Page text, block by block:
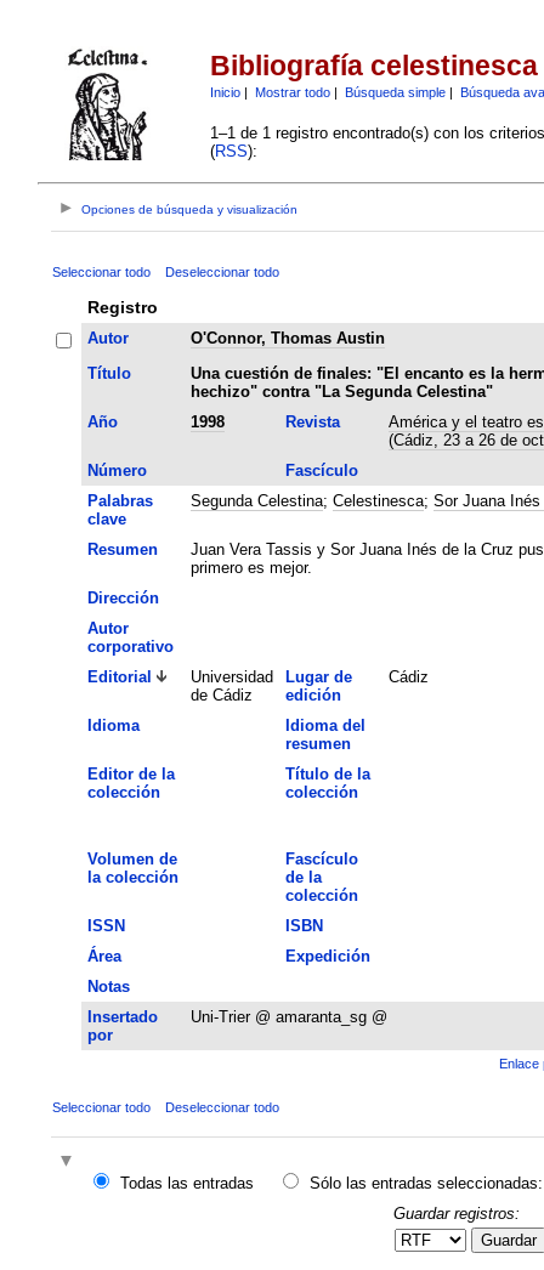
Bibliografía celestinesca
Inicio| Mostrar todo| Búsqueda simple| Búsqueda
1–1 de 1 registro encontrado(s) con los
(RSS):
Opciones de búsqueda y visualización
Seleccionar todo Deseleccionar todo
Registro
Autor
O'Connor, Thomas Austin
Título
Una cuestión de finales: "El encanto es la
hechizo" contra "La Segunda Celestina"
Año
1998 Revista
América y el teatro
(Cádiz, 23 a 26 de
Número
Fascículo
Palabras
clave
Segunda Celestina; Celestinesca; Sor Juana
Resumen
Juan Vera Tassis y Sor Juana Inés de la Cruz
primero es mejor.
Dirección
Autor
corporativo
Editorial
Universidad
de Cádiz
Lugar de
edición
Cádiz
Idioma
Idioma del
resumen
Editor de la
colección
Título de la
colección
Volumen de
la colección
Fascículo
de la
colección
ISSN
ISBN
Área
Expedición
Notas
Insertado
por
Uni-Trier @ amaranta_sg @
Enlace
Seleccionar todo Deseleccionar todo
Todas las entradas
Sólo las entradas seleccionadas:
Guardar registros:
Guardar